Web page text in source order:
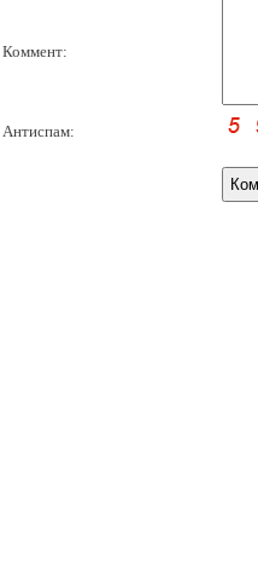
Коммент:
Антиспам: